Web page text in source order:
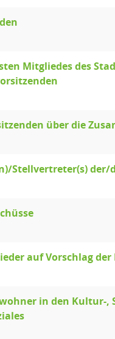
Mitgliedes des
über die
Stellvertreter(s) der/
auf Vorschlag
in den Kultur-,